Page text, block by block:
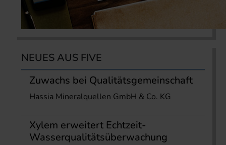
NEUES AUS FIVE
Zuwachs bei Qualitätsgemeinschaft
Hassia Mineralquellen GmbH & Co. KG
Xylem erweitert Echtzeit-
Wasserqualitätsüberwachung